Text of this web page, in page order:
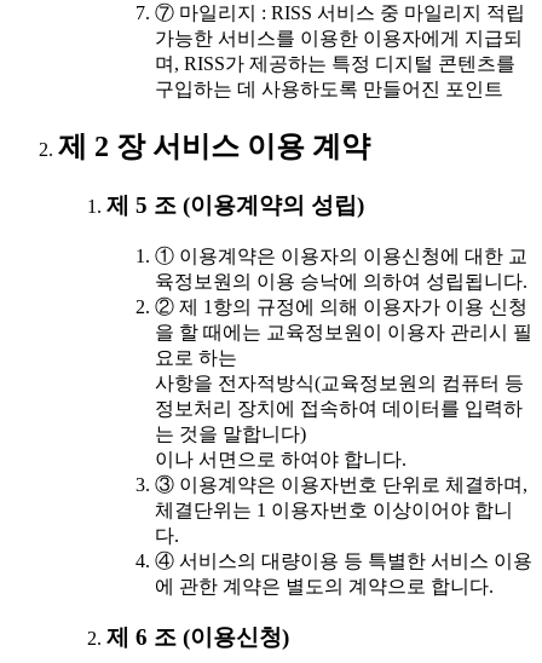
⑦ 마일리지 : RISS 서비스 중 마일리지 적립
가능한 서비스를 이용한 이용자에게 지급되
며, RISS가 제공하는 특정 디지털 콘텐츠를
구입하는 데 사용하도록 만들어진 포인트
제 2 장 서비스 이용 계약
제 5 조 (이용계약의 성립)
① 이용계약은 이용자의 이용신청에 대한 교
육정보원의 이용 승낙에 의하여 성립됩니다.
② 제 1항의 규정에 의해 이용자가 이용 신청
을 할 때에는 교육정보원이 이용자 관리시 필
요로 하는
사항을 전자적방식(교육정보원의 컴퓨터 등
정보처리 장치에 접속하여 데이터를 입력하
는 것을 말합니다)
이나 서면으로 하여야 합니다.
③ 이용계약은 이용자번호 단위로 체결하며,
체결단위는 1 이용자번호 이상이어야 합니
다.
④ 서비스의 대량이용 등 특별한 서비스 이용
에 관한 계약은 별도의 계약으로 합니다.
제 6 조 (이용신청)